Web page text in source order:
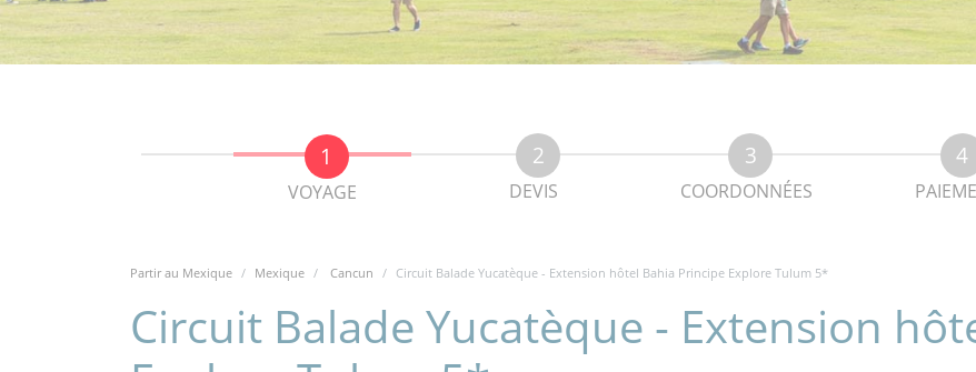
VOYAGE DEVIS COORDONNÉES
Partir au Mexique Mexique Cancun Circuit Balade Yucatèque - Extension hôtel Bahia Principe Explore Tulum 5*
Circuit Balade Yucatèque - Extension